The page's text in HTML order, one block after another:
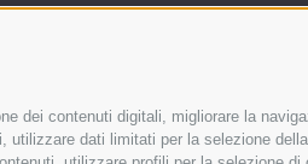
dei contenuti digitali, migliorare la
dati limitati per la selezione